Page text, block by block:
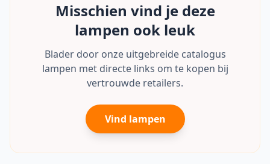
Misschien vind je deze
lampen ook leuk
Blader door onze uitgebreide catalogus
lampen met directe links om te kopen bij
vertrouwde retailers.
Vind lampen